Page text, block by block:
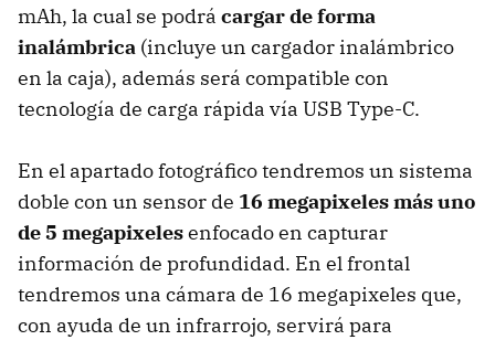
mAh, la cual se podrá cargar de forma
inalámbrica (incluye un cargador inalámbrico
en la caja), además será compatible con
tecnología de carga rápida vía USB Type-C.
En el apartado fotográfico tendremos un sistema
doble con un sensor de 16 megapixeles más uno
de 5 megapixelesenfocado en capturar
información de profundidad. En el frontal
tendremos una cámara de 16 megapixeles que,
con ayuda de un infrarrojo, servirá para